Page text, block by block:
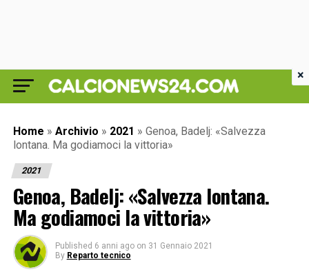
Home » Archivio » 2021 » Genoa, Badelj: «Salvezza
lontana. Ma godiamoci la vittoria»
2021
Genoa, Badelj: «Salvezza lontana.
Ma godiamoci la vittoria»
Published 6 anni ago on 31 Gennaio 2021
By Reparto tecnico
×